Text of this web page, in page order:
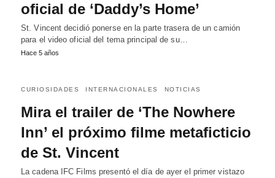
oficial de ‘Daddy’s Home’
St. Vincent decidió ponerse en la parte trasera de un camión
para el video oficial del tema principal de su…
Hace 5 años
CURIOSIDADES INTERNACIONALES NOTICIAS
Mira el trailer de ‘The Nowhere
Inn’ el próximo filme metaficticio
de St. Vincent
La cadena IFC Films presentó el día de ayer el primer vistazo